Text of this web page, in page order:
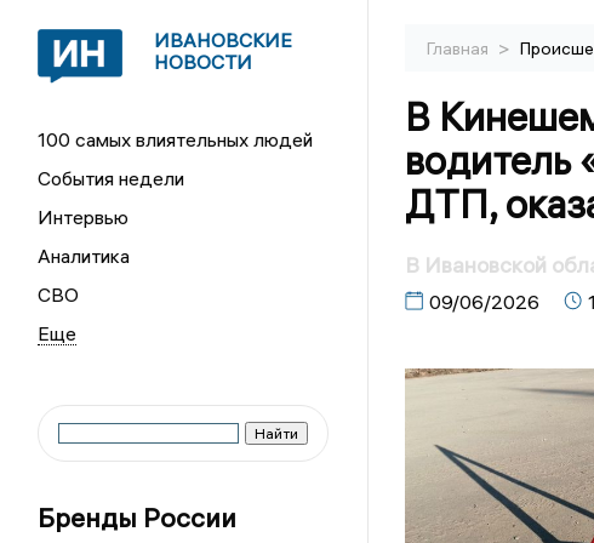
ИВАНОВСКИЕ
НОВОСТИ
100 самых влиятельных людей
События недели
Интервью
Аналитика
СВО
Бренды России
Главная >
В
водитель
ДТП,
В Ивановской
09/06/2026